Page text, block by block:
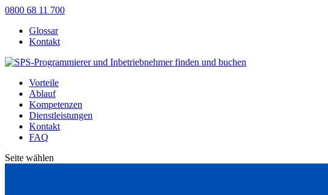
0800 68 11 700
Glossar
Kontakt
Vorteile
Ablauf
Kompetenzen
Dienstleistungen
Kontakt
FAQ
Seite wählen